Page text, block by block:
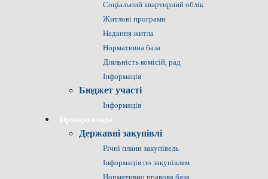
Соціальний квартирний облік
Житлові програми
Надання житла
Нормативна база
Діяльність комісій, рад
Інформація
Бюджет участі
Інформація
Прозора влада
Державні закупівлі
Річні плани закупівель
Інформація по закупівлям
Нормативно правова база